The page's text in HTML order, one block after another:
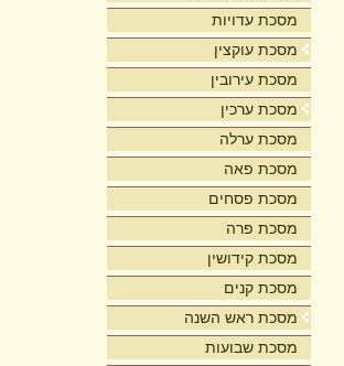
מסכת עדויות
מסכת עוקצין
מסכת עירובין
מסכת ערכין
מסכת ערלה
מסכת פאה
מסכת פסחים
מסכת פרה
מסכת קידושין
מסכת קנים
מסכת ראש השנה
מסכת שבועות